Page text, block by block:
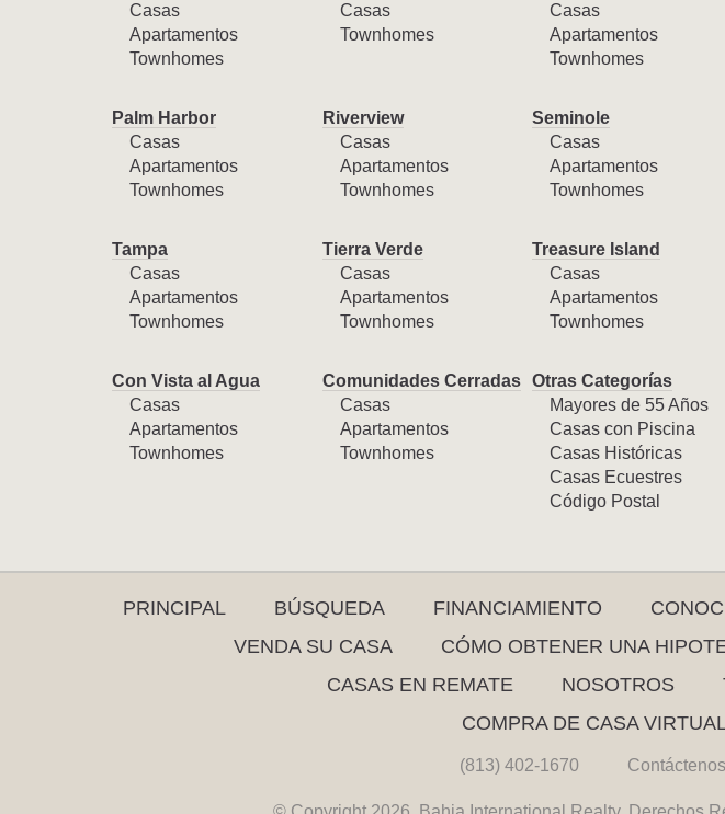
Casas
Apartamentos
Townhomes
Casas
Townhomes
Casas
Apartamentos
Townhomes
Palm Harbor
Casas
Apartamentos
Townhomes
Riverview
Casas
Apartamentos
Townhomes
Seminole
Casas
Apartamentos
Townhomes
Tampa
Casas
Apartamentos
Townhomes
Tierra Verde
Casas
Apartamentos
Townhomes
Treasure Island
Casas
Apartamentos
Townhomes
Con Vista al Agua
Casas
Apartamentos
Townhomes
Comunidades Cerradas
Casas
Apartamentos
Townhomes
Otras Categorías
Mayores de 55 Años
Casas con Piscina
Casas Históricas
Casas Ecuestres
Código Postal
PRINCIPAL BÚSQUEDA FINANCIAMIENTO
VENDA SU CASA
CÓMO OBTENER UNA
CASAS EN REMATE
NOSOTROS
COMPRA DE CASA
(813) 402-1670 Contáctenos